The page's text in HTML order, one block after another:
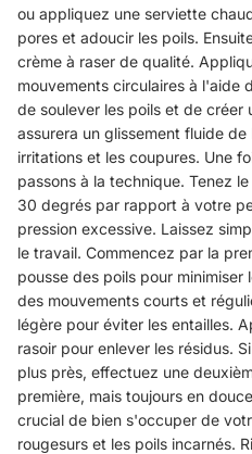
ou appliquez une serviette
pores et adoucir les poils.
crème à raser de qualité.
mouvements circulaires à l'aide
de soulever les poils et de créer
assurera un glissement fluide de
irritations et les coupures. Une
passons à la technique. Tenez
30 degrés par rapport à votre
pression excessive. Laissez
le travail. Commencez par la
pousse des poils pour
des mouvements courts et
légère pour éviter les entailles.
rasoir pour enlever les résidus.
plus près, effectuez une
première, mais toujours en
crucial de bien s'occuper de
rougesurs et les poils incarnés.